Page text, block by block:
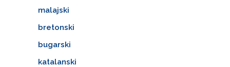
malajski
bretonski
bugarski
katalanski